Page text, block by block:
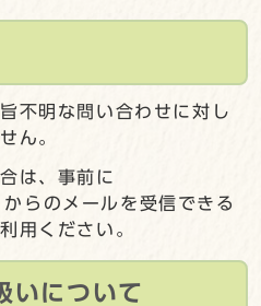
不明な問い合わせに対し
ん。
は、事前に
のメールを受信できる
用ください。
いについて